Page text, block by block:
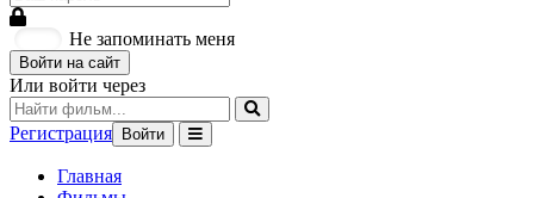
Не запоминать меня
Войти на сайт
Или войти через
Регистрация Войти
Главная